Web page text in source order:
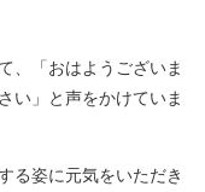
、「おはようございま
い」と声をかけていま
る姿に元気をいただき